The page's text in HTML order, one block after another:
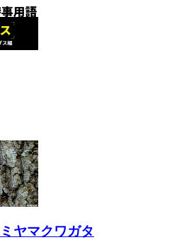
ヤマクワガタ